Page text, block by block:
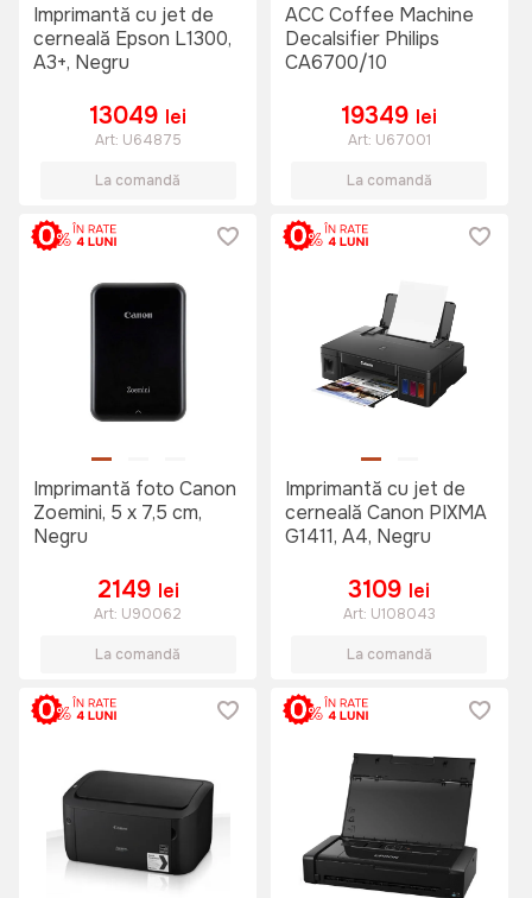
Imprimantă cu jet de
cerneală Epson L1300,
A3+, Negru
13049 lei
Art: U64875
La comandă
ACC Coffee Machine
Decalsifier Philips
CA6700/10
19349 lei
Art: U67001
La comandă
Imprimantă foto Canon
Zoemini, 5 x 7,5 cm,
Negru
2149 lei
Art: U90062
La comandă
Imprimantă cu jet de
cerneală Canon PIXMA
G1411, A4, Negru
3109 lei
Art: U108043
La comandă